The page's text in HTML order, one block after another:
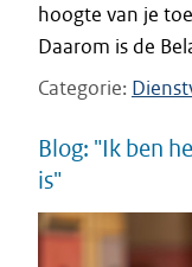
hoogte van je
Daarom is de
Categorie
Blog: "Ik ben
is"